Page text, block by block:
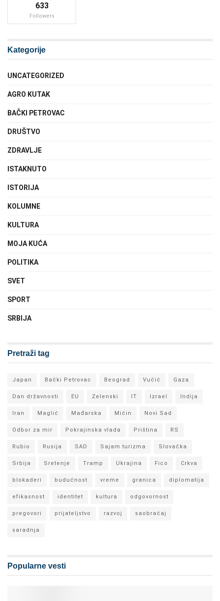
633
Followers
Kategorije
UNCATEGORIZED
AGRO KUTAK
BAČKI PETROVAC
DRUŠTVO
ZDRAVLJE
ISTAKNUTO
ISTORIJA
KOLUMNE
KULTURA
MOJA KUĆA
POLITIKA
SVET
SPORT
SRBIJA
Pretraži tag
Japan Bački Petrovac Beograd Vučić Gaza
Dan državnosti EU Zelenski IT Izrael Indija
Iran Maglić Mađarska Mićin Novi Sad
Odbor za mir Pokrajinska vlada Priština RS
Rubio Rusija SAD Sajam turizma Slovačka
Srbija Sretenje Tramp Ukrajina Fico Crkva
blokaderi budućnost vreme granica diplomatija
efikasnost identitet kultura odgovornost
pregovori prijateljstvo razvoj saobraćaj
saradnja
Popularne vesti